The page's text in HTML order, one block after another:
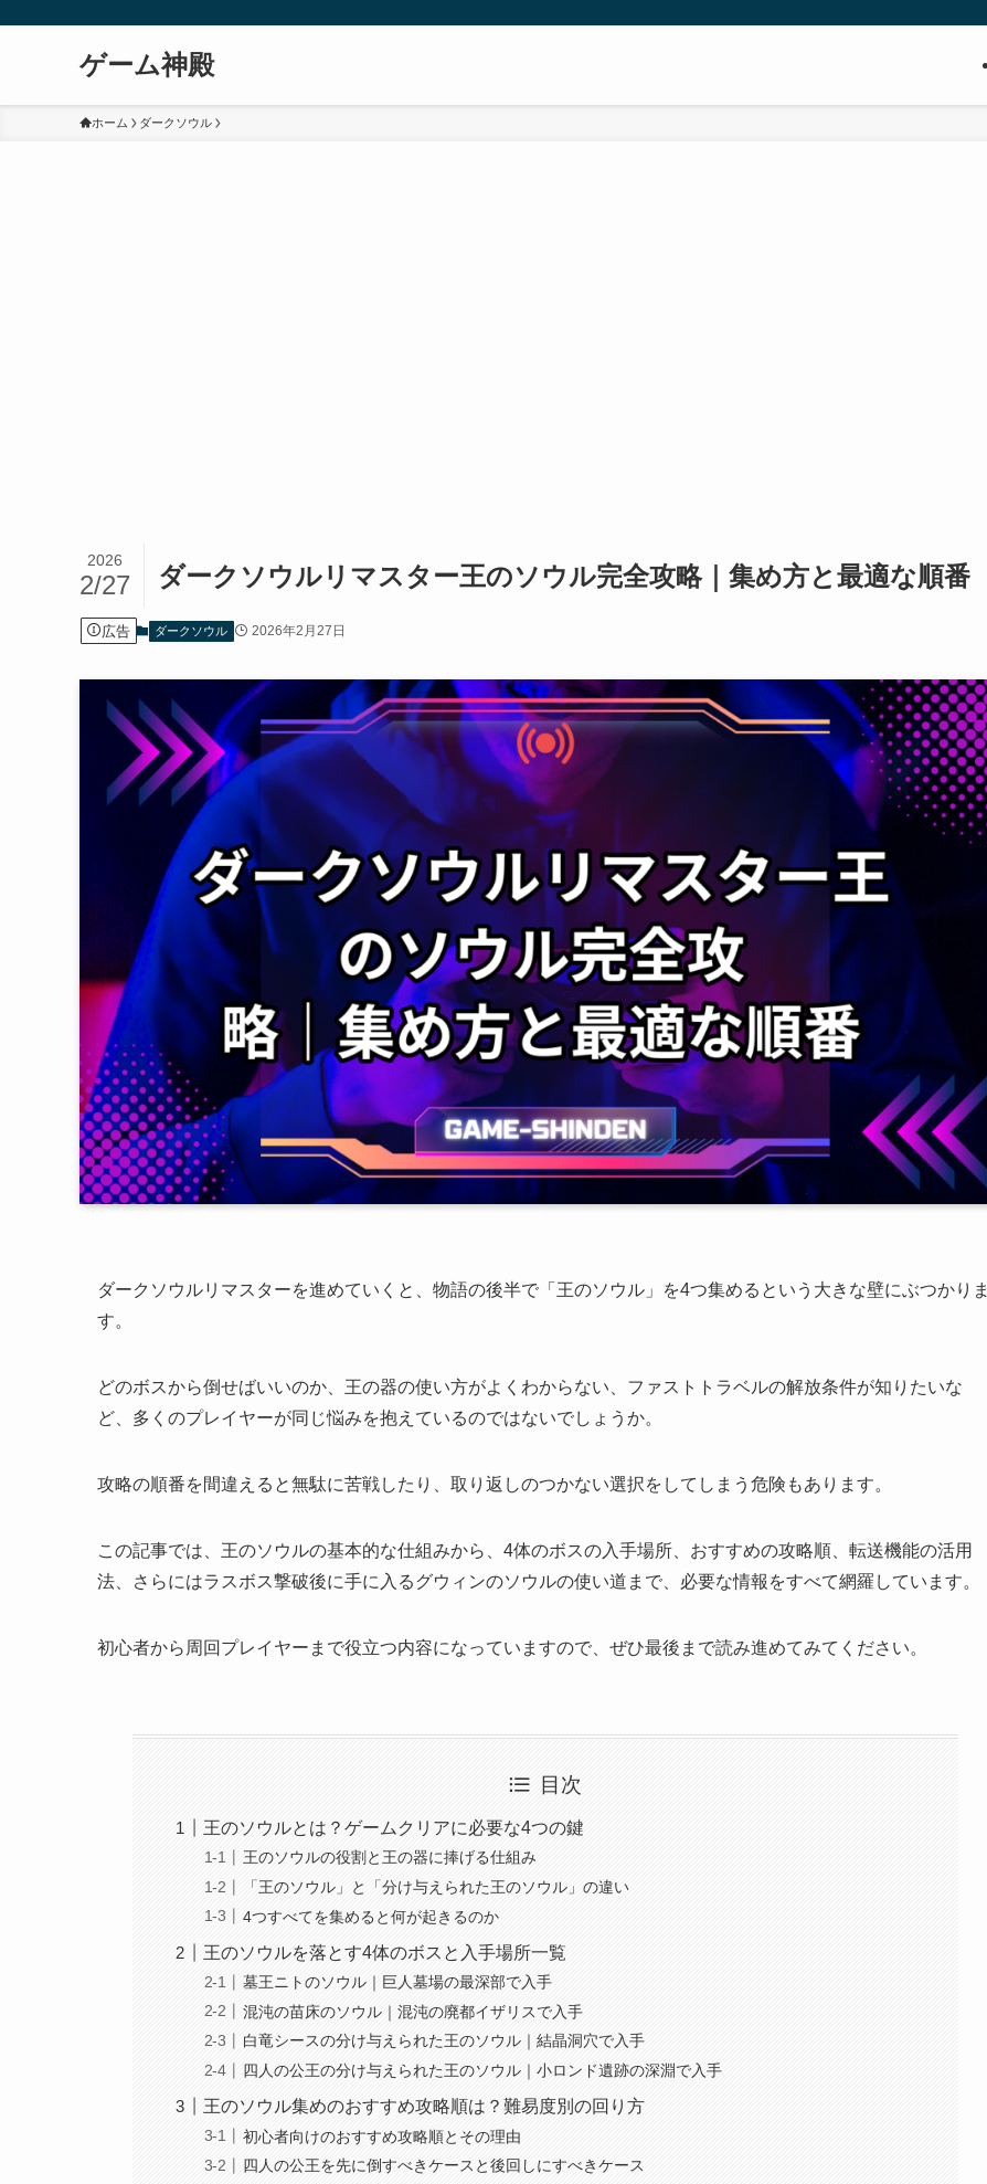
ゲーム神殿
ホーム ダークソウル
ダークソウルリマスター王のソウル完全攻略｜集め方と最適な順番
2026
2/27
広告 ダークソウル 2026年2月27日
ダークソウルリマスターを進めていくと、物語の後半で「王のソウル」を4つ集めるという大きな壁にぶつかりま
す。
どのボスから倒せばいいのか、王の器の使い方がよくわからない、ファストトラベルの解放条件が知りたいな
ど、多くのプレイヤーが同じ悩みを抱えているのではないでしょうか。
攻略の順番を間違えると無駄に苦戦したり、取り返しのつかない選択をしてしまう危険もあります。
この記事では、王のソウルの基本的な仕組みから、4体のボスの入手場所、おすすめの攻略順、転送機能の活用
法、さらにはラスボス撃破後に手に入るグウィンのソウルの使い道まで、必要な情報をすべて網羅しています。
初心者から周回プレイヤーまで役立つ内容になっていますので、ぜひ最後まで読み進めてみてください。
目次
王のソウルとは？ゲームクリアに必要な4つの鍵
王のソウルの役割と王の器に捧げる仕組み
「王のソウル」と「分け与えられた王のソウル」の違い
4つすべてを集めると何が起きるのか
王のソウルを落とす4体のボスと入手場所一覧
墓王ニトのソウル｜巨人墓場の最深部で入手
混沌の苗床のソウル｜混沌の廃都イザリスで入手
白竜シースの分け与えられた王のソウル｜結晶洞穴で入手
四人の公王の分け与えられた王のソウル｜小ロンド遺跡の深淵で入手
王のソウル集めのおすすめ攻略順は？難易度別の回り方
初心者向けのおすすめ攻略順とその理由
四人の公王を先に倒すべきケースと後回しにすべきケース